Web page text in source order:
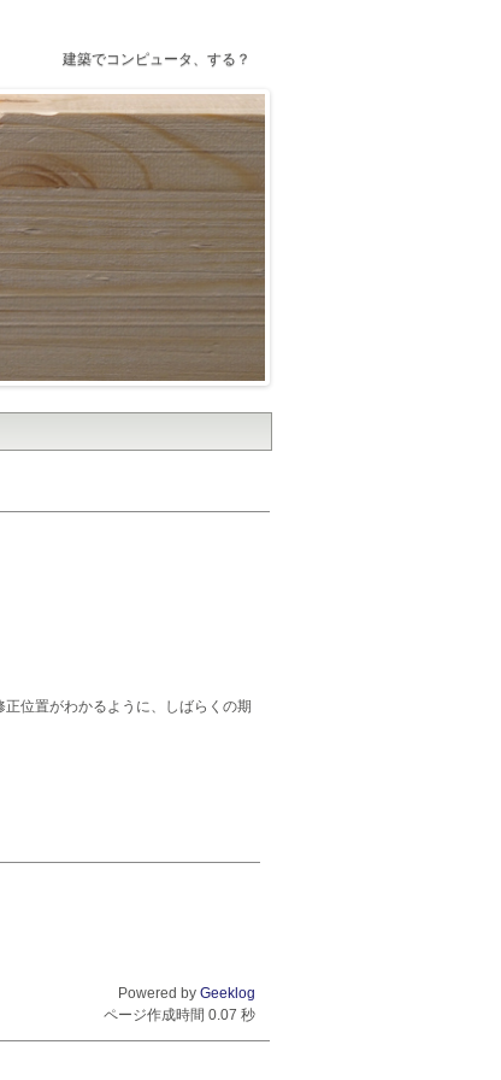
建築でコンピュータ、する？
位置がわかるように、しばらくの期
Powered by Geeklog
ページ作成時間 0.07 秒